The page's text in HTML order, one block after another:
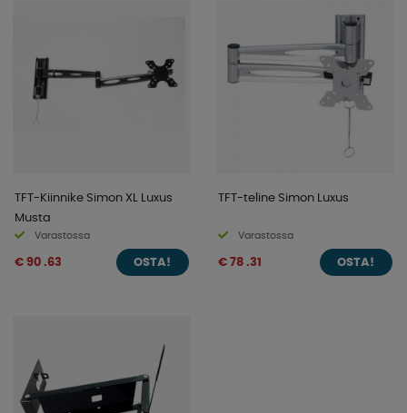
TFT-Kiinnike Simon XL Luxus
Musta
Varastossa
€ 90 .63 OSTA!
TFT-teline Simon Luxus
Varastossa
€ 78 .31 OSTA!